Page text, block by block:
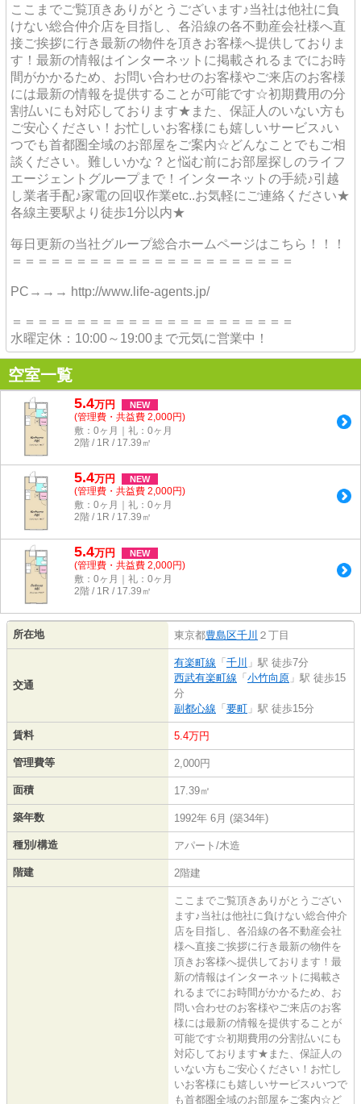
ここまでご覧頂きありがとうございます♪当社は他社に負
けない総合仲介店を目指し、各沿線の各不動産会社様へ直
接ご挨拶に行き最新の物件を頂きお客様へ提供しておりま
す！最新の情報はインターネットに掲載されるまでにお時
間がかかるため、お問い合わせのお客様やご来店のお客様
には最新の情報を提供することが可能です☆初期費用の分
割払いにも対応しております★また、保証人のいない方も
ご安心ください！お忙しいお客様にも嬉しいサービス♪い
つでも首都圏全域のお部屋をご案内☆どんなことでもご相
談ください。難しいかな？と悩む前にお部屋探しのライフ
エージェントグループまで！インターネットの手続♪引越
し業者手配♪家電の回収作業etc..お気軽にご連絡ください★
各線主要駅より徒歩1分以内★
毎日更新の当社グループ総合ホームページはこちら！！！
＝＝＝＝＝＝＝＝＝＝＝＝＝＝＝＝＝＝＝＝＝＝
PC→→→ http://www.life-agents.jp/
＝＝＝＝＝＝＝＝＝＝＝＝＝＝＝＝＝＝＝＝＝＝
水曜定休：10:00～19:00まで元気に営業中！
空室一覧
5.4万円 NEW
(管理費・共益費 2,000円)
敷：0ヶ月｜礼：0ヶ月
2階 / 1R / 17.39㎡
5.4万円 NEW
(管理費・共益費 2,000円)
敷：0ヶ月｜礼：0ヶ月
2階 / 1R / 17.39㎡
5.4万円 NEW
(管理費・共益費 2,000円)
敷：0ヶ月｜礼：0ヶ月
2階 / 1R / 17.39㎡
所在地 東京都豊島区千川 ２丁目
交通
有楽町線 「 千川 」駅 徒歩7分
西武有楽町線 「 小竹向原 」駅 徒歩15
分
副都心線 「 要町 」駅 徒歩15分
賃料 5.4万円
管理費等 2,000円
面積 17.39㎡
築年数 1992年 6月 (築34年)
種別/構造 アパート/木造
階建 2階建
ここまでご覧頂きありがとうござい
ます♪当社は他社に負けない総合仲介
店を目指し、各沿線の各不動産会社
様へ直接ご挨拶に行き最新の物件を
頂きお客様へ提供しております！最
新の情報はインターネットに掲載さ
れるまでにお時間がかかるため、お
問い合わせのお客様やご来店のお客
様には最新の情報を提供することが
可能です☆初期費用の分割払いにも
対応しております★また、保証人の
いない方もご安心ください！お忙し
いお客様にも嬉しいサービス♪いつで
も首都圏全域のお部屋をご案内☆ど